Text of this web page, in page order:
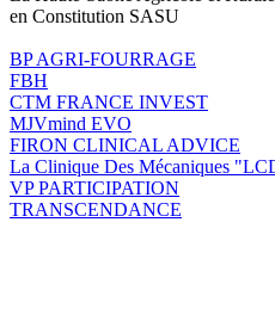
en Constitution SASU
BP AGRI-FOURRAGE
FBH
CTM FRANCE INVEST
MJVmind EVO
FIRON CLINICAL ADVICE
La Clinique Des Mécaniques
VP PARTICIPATION
TRANSCENDANCE